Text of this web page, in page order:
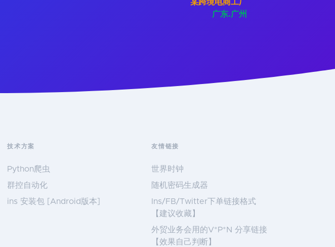
某跨境电商工厂
广东.广州
技术方案
Python爬虫
群控自动化
ins 安装包 [Android版本]
友情链接
世界时钟
随机密码生成器
Ins/FB/Twitter下单链接格式
【建议收藏】
外贸业务会用的V*P*N 分享链接
【效果自己判断】